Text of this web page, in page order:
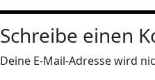
Schreibe einen
Deine E-Mail-Adresse wird